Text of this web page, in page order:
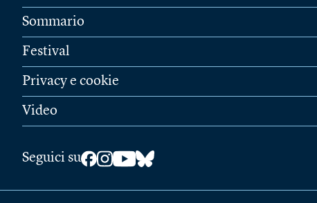
Sommario
Festival
Privacy e cookie
Video
Seguici su